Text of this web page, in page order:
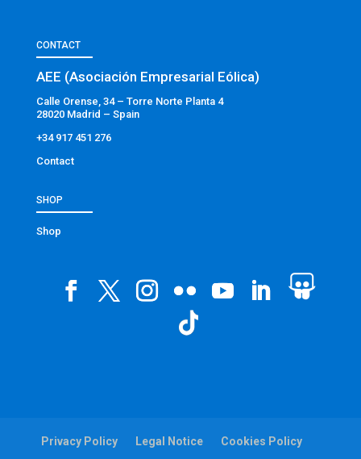
CONTACT
AEE (Asociación Empresarial Eólica)
Calle Orense, 34 – Torre Norte Planta 4
28020 Madrid – Spain
+34 917 451 276
Contact
SHOP
Shop
Privacy Policy Legal Notice Cookies Policy